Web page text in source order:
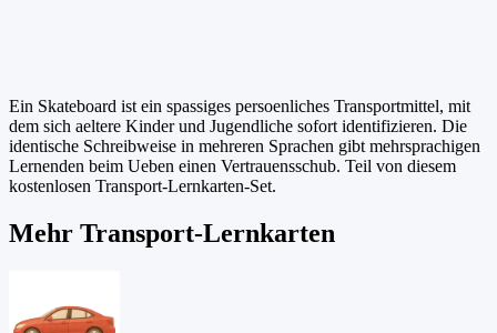
Ein Skateboard ist ein spassiges persoenliches Transportmittel, mit
dem sich aeltere Kinder und Jugendliche sofort identifizieren. Die
identische Schreibweise in mehreren Sprachen gibt mehrsprachigen
Lernenden beim Ueben einen Vertrauensschub. Teil von diesem
kostenlosen Transport-Lernkarten-Set.
Mehr Transport-Lernkarten